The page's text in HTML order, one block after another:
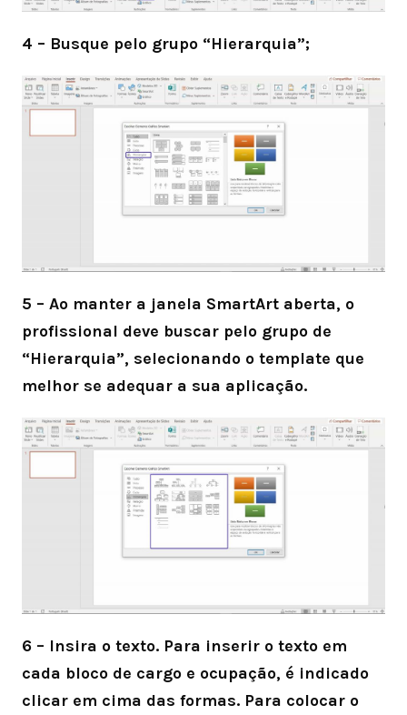
4 – Busque pelo grupo “Hierarquia”;
5 – Ao manter a janela SmartArt aberta, o
profissional deve buscar pelo grupo de
“Hierarquia”, selecionando o template que
melhor se adequar a sua aplicação.
6 – Insira o texto. Para inserir o texto em
cada bloco de cargo e ocupação, é indicado
clicar em cima das formas. Para colocar o